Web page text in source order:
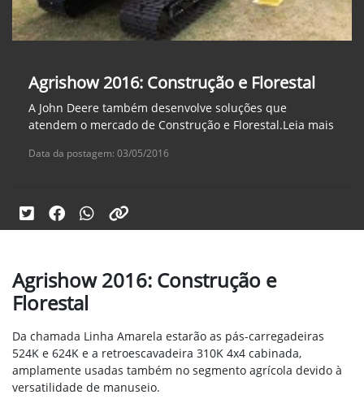
Agrishow 2016: Construção e Florestal
A John Deere também desenvolve soluções que
atendem o mercado de Construção e Florestal.Leia mais
Data da postagem: 03/05/2016
Agrishow 2016: Construção e
Florestal
Da chamada Linha Amarela estarão as pás-carregadeiras
524K e 624K e a retroescavadeira 310K 4x4 cabinada,
amplamente usadas também no segmento agrícola devido à
versatilidade de manuseio.